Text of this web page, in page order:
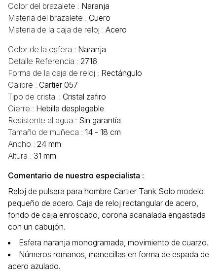
Color del brazalete : Naranja
Materia del brazalete : Cuero
Materia de la caja de reloj : Acero
Color de la esfera : Naranja
Detalle Referencia : 2716
Forma de la caja de reloj : Rectángulo
Calibre : Cartier 057
Tipo de cristal : Cristal zafiro
Cierre : Hebilla desplegable
Resistente al agua : Sin garantía
Tamaño de muñeca : 14 - 18 cm
Ancho : 24 mm
Altura : 31 mm
Comentario de nuestro especialista :
Reloj de pulsera para hombre Cartier Tank Solo modelo
pequeño de acero. Caja de reloj rectangular de acero,
fondo de caja enroscado, corona acanalada engastada
con un cabujón.
Esfera naranja monogramada, movimiento de cuarzo.
Números romanos, manecillas en forma de espada de
acero azulado.